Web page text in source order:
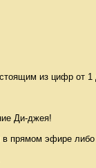
из цифр от 1
Ди-джея!
прямом эфире либо